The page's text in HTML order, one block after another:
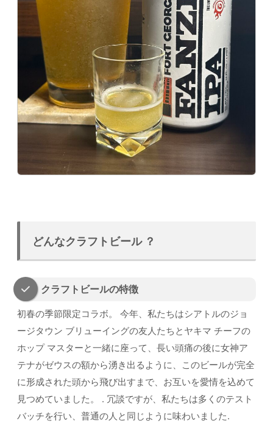
どんなクラフトビール ？
クラフトビールの特徴
初春の季節限定コラボ。 今年、私たちはシアトルのジョ
ージタウン ブリューイングの友人たちとヤキマ チーフの
ホップ マスターと一緒に座って、長い頭痛の後に女神ア
テナがゼウスの額から湧き出るように、このビールが完全
に形成された頭から飛び出すまで、お互いを愛情を込めて
見つめていました。 . 冗談ですが、私たちは多くのテスト
バッチを行い、普通の人と同じように味わいました.